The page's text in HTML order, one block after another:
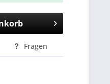
Fragen